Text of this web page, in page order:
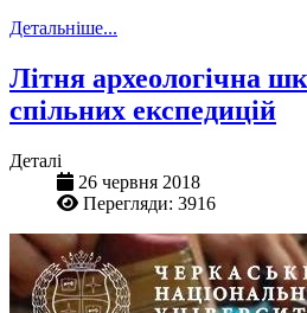
Детальніше...
Літня археологічна
спільних експедицій
Деталі
26 червня 2018
Перегляди: 3916